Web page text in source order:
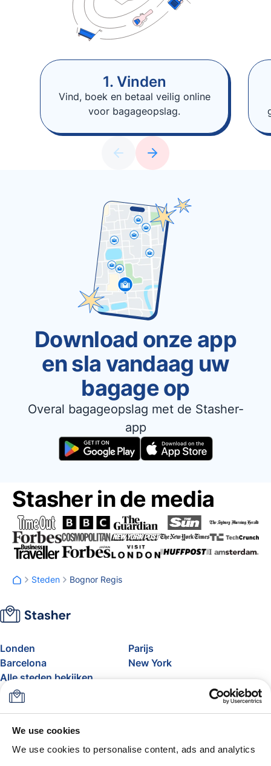
We use cookies
We use cookies to personalise content, ads and analytics
1. Vinden
Vind, boek en betaal veilig online
voor bagageopslag.
Download onze app
en sla vandaag uw
bagage op
Overal bagageopslag met de Stasher-
app
Stasher in de media
Steden Bognor Regis
Londen
Parijs
Barcelona
New York
Alle steden bekijken
Over
Prijzen
FAQ
Bagagelimiet vliegtuig